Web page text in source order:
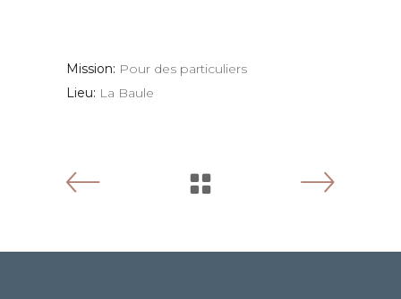
Mission: Pour des particuliers
Lieu: La Baule